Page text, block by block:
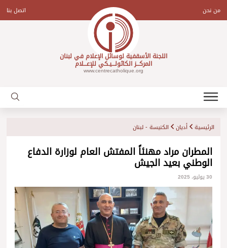
contentمن نحن اتصل بنا
اللجنة الأسقفية لوسائل الإعلام في لبنان
المركـــز الكاثولـــيـكي للإعـــلام
www.centrecatholique.org
الرئيسية أديان الكنيسة - لبنان
المطران مراد مهنئاً المفتش العام لوزارة الدفاع
الوطني بعيد الجيش
30 يوليو، 2025